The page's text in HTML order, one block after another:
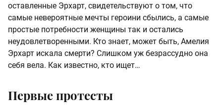
оставленные Эрхарт, свидетельствуют о том, что
самые невероятные мечты героини сбылись, а самые
простые потребности женщины так и остались
неудовлетворенными. Кто знает, может быть, Амелия
Эрхарт искала смерти? Слишком уж безрассудно она
себя вела. Как известно, кто ищет…
Первые протесты